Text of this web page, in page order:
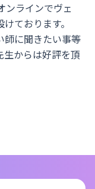
ンラインでヴェ
ております。
師に聞きたい事等
からは好評を頂